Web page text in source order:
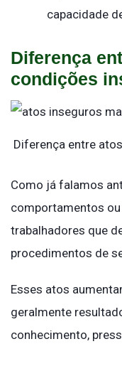
capacidade
Diferença
condições
Diferença entre
Como já falamos
comportamentos
trabalhadores que
procedimentos de
Esses atos
geralmente
conhecimento,